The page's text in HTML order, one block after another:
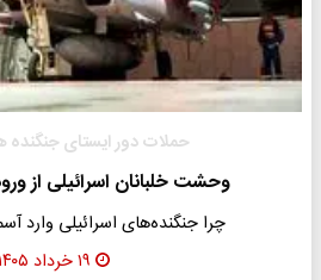
حملات دور ایستای
وحشت خلبانان اسرائیلی از
چرا جنگنده‌های اسرائیلی وارد
۱۹ خرداد ۱۴۰۵